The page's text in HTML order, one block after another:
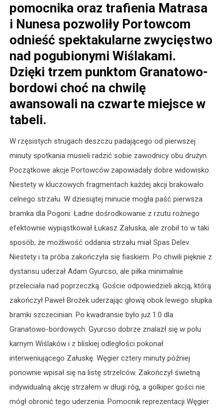
pomocnika oraz trafienia Matrasa
i Nunesa pozwoliły Portowcom
odnieść spektakularne zwycięstwo
nad pogubionymi Wiślakami.
Dzięki trzem punktom Granatowo-
bordowi choć na chwilę
awansowali na czwarte miejsce w
tabeli.
W rzęsistych strugach deszczu padającego od pierwszej
minuty spotkania musieli radzić sobie zawodnicy obu drużyn.
Początkowe akcje Portowców zapowiadały dobre widowisko.
Niestety w kluczowych fragmentach każdej akcji brakowało
celnego strzału. W dziesiątej minucie mogła paść pierwsza
bramka dla Pogoni. Ładne dośrodkowanie z rzutu rożnego
efektownie wypiąstkował Łukasz Załuska, ale zrobił to w taki
sposób, że możliwość oddania strzału miał Spas Delev.
Niestety i ta próba zakończyła się fiaskiem. Po chwili pięknie z
dystansu uderzał Adam Gyurcso, ale piłka minimalnie
przeleciała nad poprzeczką. Goście odpowiedzieli akcją, którą
zakończył Paweł Brożek uderzając głową obok lewego słupka
bramki szczecinian. Po kwadransie było już 1:0 dla
Granatowo-bordowych. Gyurcso dobrze znalazł się w polu
karnym Wiślaków i z bliskiej odległości pokonał
interweniującego Załuskę. Węgier cztery minuty później
ponownie wpisał się na listę strzelców. Zakończył świetną
indywidualną akcję strzałem w długi róg, a golkiper gości nie
mógł obronić tego uderzenia. Pomocnik reprezentacji Węgier